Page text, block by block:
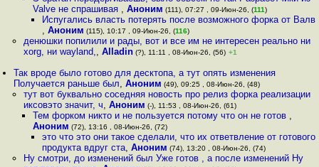
Valve не спрашивая , Аноним (111), 07:27 , 09-Июн-26, (111)
Испугались власть потерять после возможного форка от Валв
,Аноним (115), 10:17 , 09-Июн-26, (116)
денюшки попилили и рады, вот и все им не интересен реально ни
xorg, ни wayland,, Alladin(?), 11:11 , 08-Июн-26, (56) +1
Так вроде было готово для десктопа, а тут опять изменения
Получается раньше был,Аноним (49), 09:25 , 08-Июн-26, (48)
тут вот буквально соседняя новость про релиз форка реализации
иксовэто значит, ч, Аноним (-), 11:53 , 08-Июн-26, (61)
Тем форком никто и не пользуется потому что он не готов ,
Аноним (72), 13:16 , 08-Июн-26, (72)
это что это они такое сделали, что их ответвление от готового
продукта вдруг ста,Аноним (74), 13:20 , 08-Июн-26, (74)
Ну смотри, до изменений был Уже готов , а после изменений Ну